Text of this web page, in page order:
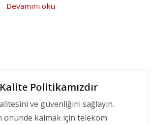
Devamını oku
Politikamızdır
ve güvenliğini sağlayın.
önünde kalmak için telekom